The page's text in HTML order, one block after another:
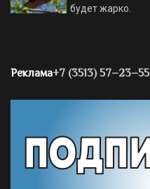
будет жарко.
Реклама+7 (3513) 57–23–55